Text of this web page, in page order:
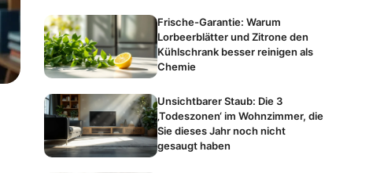
Frische-Garantie: Warum
Lorbeerblätter und Zitrone den
Kühlschrank besser reinigen als
Chemie
Unsichtbarer Staub: Die 3
‚Todeszonen‘ im Wohnzimmer, die
Sie dieses Jahr noch nicht
gesaugt haben